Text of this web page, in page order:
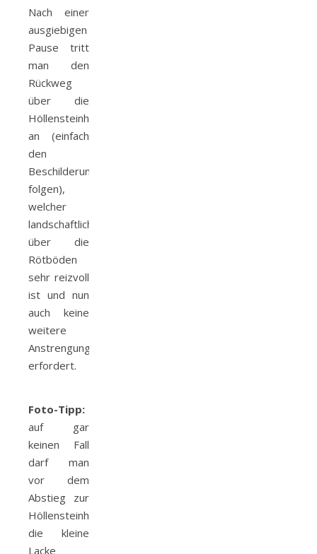
Nach einer
ausgiebigen
Pause tritt
man den
Rückweg
über die
Höllensteinhütte
an (einfach
den
Beschilderungen
folgen),
welcher
landschaftlich
über die
Rötböden
sehr reizvoll
ist und nun
auch keine
weitere
Anstrengung
erfordert.
Foto-Tipp:
auf gar
keinen Fall
darf man
vor dem
Abstieg zur
Höllensteinhütte
die kleine
Lacke